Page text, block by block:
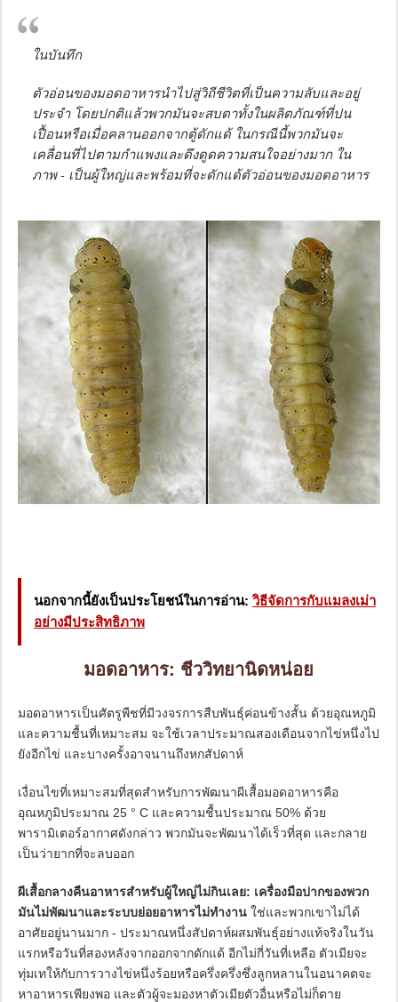
ในบันทึก
ตัวอ่อนของมอดอาหารนำไปสู่วิถีชีวิตที่เป็นความลับและอยู่
ประจำ โดยปกติแล้วพวกมันจะสบตาทั้งในผลิตภัณฑ์ที่ปน
เปื้อนหรือเมื่อคลานออกจากตู้ดักแด้ ในกรณีนี้พวกมันจะ
เคลื่อนที่ไปตามกำแพงและดึงดูดความสนใจอย่างมาก ใน
ภาพ - เป็นผู้ใหญ่และพร้อมที่จะดักแด้ตัวอ่อนของมอดอาหาร
นอกจากนี้ยังเป็นประโยชน์ในการอ่าน:วิธีจัดการกับแมลงเม่า
อย่างมีประสิทธิภาพ
มอดอาหาร: ชีววิทยานิดหน่อย
มอดอาหารเป็นศัตรูพืชที่มีวงจรการสืบพันธุ์ค่อนข้างสั้น ด้วยอุณหภูมิ
และความชื้นที่เหมาะสม จะใช้เวลาประมาณสองเดือนจากไข่หนึ่งไป
ยังอีกไข่ และบางครั้งอาจนานถึงหกสัปดาห์
เงื่อนไขที่เหมาะสมที่สุดสำหรับการพัฒนาผีเสื้อมอดอาหารคือ
อุณหภูมิประมาณ 25 ° C และความชื้นประมาณ 50% ด้วย
พารามิเตอร์อากาศดังกล่าว พวกมันจะพัฒนาได้เร็วที่สุด และกลาย
เป็นว่ายากที่จะลบออก
ผีเสื้อกลางคืนอาหารสำหรับผู้ใหญ่ไม่กินเลย: เครื่องมือปากของพวก
มันไม่พัฒนาและระบบย่อยอาหารไม่ทำงานใช่และพวกเขาไม่ได้
อาศัยอยู่นานมาก - ประมาณหนึ่งสัปดาห์ผสมพันธุ์อย่างแท้จริงในวัน
แรกหรือวันที่สองหลังจากออกจากดักแด้ อีกไม่กี่วันที่เหลือ ตัวเมียจะ
ทุ่มเทให้กับการวางไข่หนึ่งร้อยหรือครึ่งครึ่งซึ่งลูกหลานในอนาคตจะ
หาอาหารเพียงพอ และตัวผู้จะมองหาตัวเมียตัวอื่นหรือไม่ก็ตาย